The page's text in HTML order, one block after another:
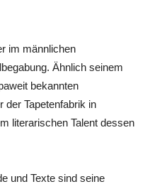
im männlichen
Ähnlich seinem
bekannten
der Tapetenfabrik in
literarischen Talent dessen
und Texte sind seine